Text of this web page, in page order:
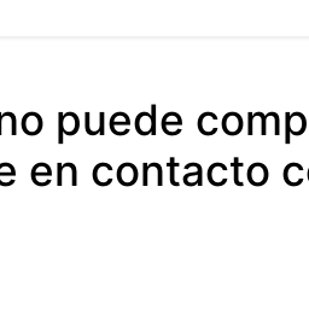
puede
en contacto